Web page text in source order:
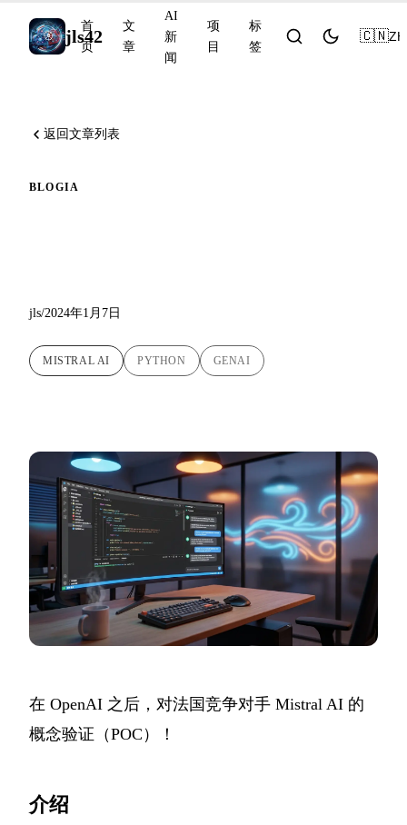
jls42
首
页
文
章
AI
新
闻
项
目
标
签
🇨🇳ZH
返回文章列表
BLOGIA
jls/2024年1月7日
MISTRAL AI PYTHON GENAI
在 OpenAI 之后，对法国竞争对手 Mistral AI 的
概念验证（POC）！
介绍